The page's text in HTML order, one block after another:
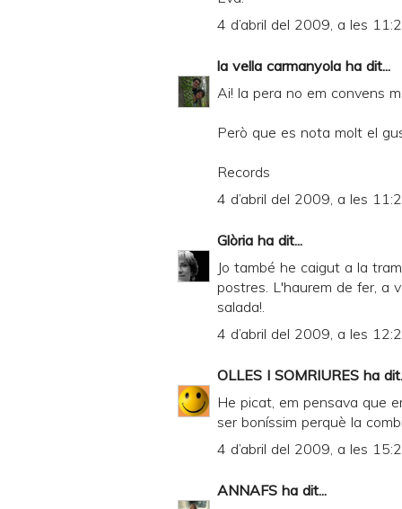
4 d’abril del 2009, a les
la vella carmanyola ha dit...
Ai! la pera no em convens
Però que es nota molt el
Records
4 d’abril del 2009, a les
Glòria ha dit...
Jo també he caigut a la
postres. L'haurem de fer, a
salada!.
4 d’abril del 2009, a les
OLLES I SOMRIURES ha
He picat, em pensava que
ser boníssim perquè la
4 d’abril del 2009, a les
ANNAFS ha dit...